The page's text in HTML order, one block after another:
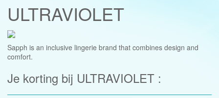
ULTRAVIOLET
Sapph is an inclusive lingerie brand that combines design and
comfort.
Je korting bij ULTRAVIOLET :